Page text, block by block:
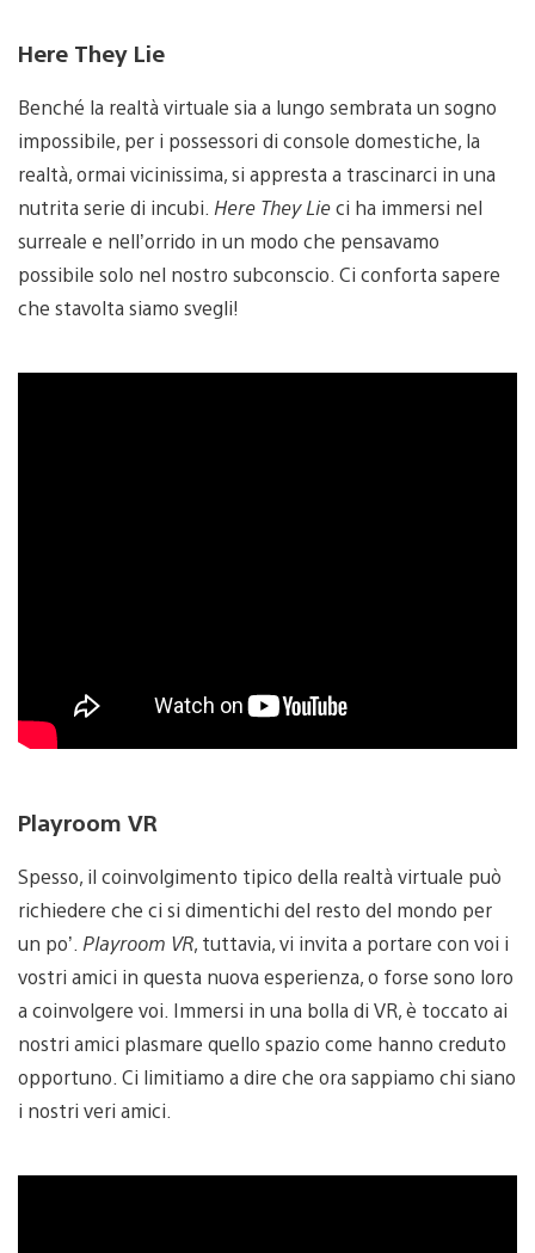
Here They Lie
Benché la realtà virtuale sia a lungo sembrata un sogno
impossibile, per i possessori di console domestiche, la
realtà, ormai vicinissima, si appresta a trascinarci in una
nutrita serie di incubi. Here They Lieci ha immersi nel
surreale e nell’orrido in un modo che pensavamo
possibile solo nel nostro subconscio. Ci conforta sapere
che stavolta siamo svegli!
Playroom VR
Spesso, il coinvolgimento tipico della realtà virtuale può
richiedere che ci si dimentichi del resto del mondo per
un po’. Playroom VR, tuttavia, vi invita a portare con voi i
vostri amici in questa nuova esperienza, o forse sono loro
a coinvolgere voi. Immersi in una bolla di VR, è toccato ai
nostri amici plasmare quello spazio come hanno creduto
opportuno. Ci limitiamo a dire che ora sappiamo chi siano
i nostri veri amici.